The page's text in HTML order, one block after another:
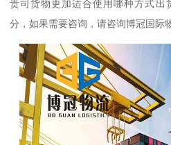
贵司货物更加适合使用哪种方式出
分，如果需要咨询，请咨询博冠国际